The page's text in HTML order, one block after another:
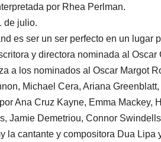
por Rhea Perlman.
de julio.
es ser un ser perfecto en un lugar
y directora nominada al
a los nominados al Oscar Margot
Michael Cera, Ariana
Ana Cruz Kayne, Emma Mackey,
Jamie Demetriou, Connor
la cantante y compositora Dua